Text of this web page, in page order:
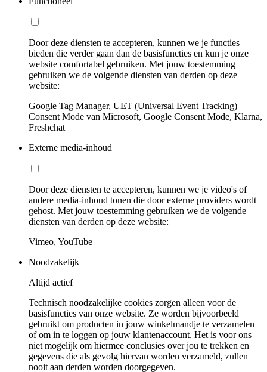
Door deze diensten te accepteren, kunnen we je functies
bieden die verder gaan dan de basisfuncties en kun je onze
website comfortabel gebruiken. Met jouw toestemming
gebruiken we de volgende diensten van derden op deze
website:
Google Tag Manager, UET (Universal Event Tracking)
Consent Mode van Microsoft, Google Consent Mode, Klarna,
Freshchat
Externe media-inhoud
Door deze diensten te accepteren, kunnen we je video's of
andere media-inhoud tonen die door externe providers wordt
gehost. Met jouw toestemming gebruiken we de volgende
diensten van derden op deze website:
Vimeo, YouTube
Noodzakelijk
Altijd actief
Technisch noodzakelijke cookies zorgen alleen voor de
basisfuncties van onze website. Ze worden bijvoorbeeld
gebruikt om producten in jouw winkelmandje te verzamelen
of om in te loggen op jouw klantenaccount. Het is voor ons
niet mogelijk om hiermee conclusies over jou te trekken en
gegevens die als gevolg hiervan worden verzameld, zullen
nooit aan derden worden doorgegeven.